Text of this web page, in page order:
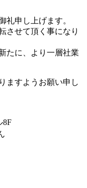
礼申し上げます。
させて頂く事になり
たに、より一層社業
ますようお願い申し
8F